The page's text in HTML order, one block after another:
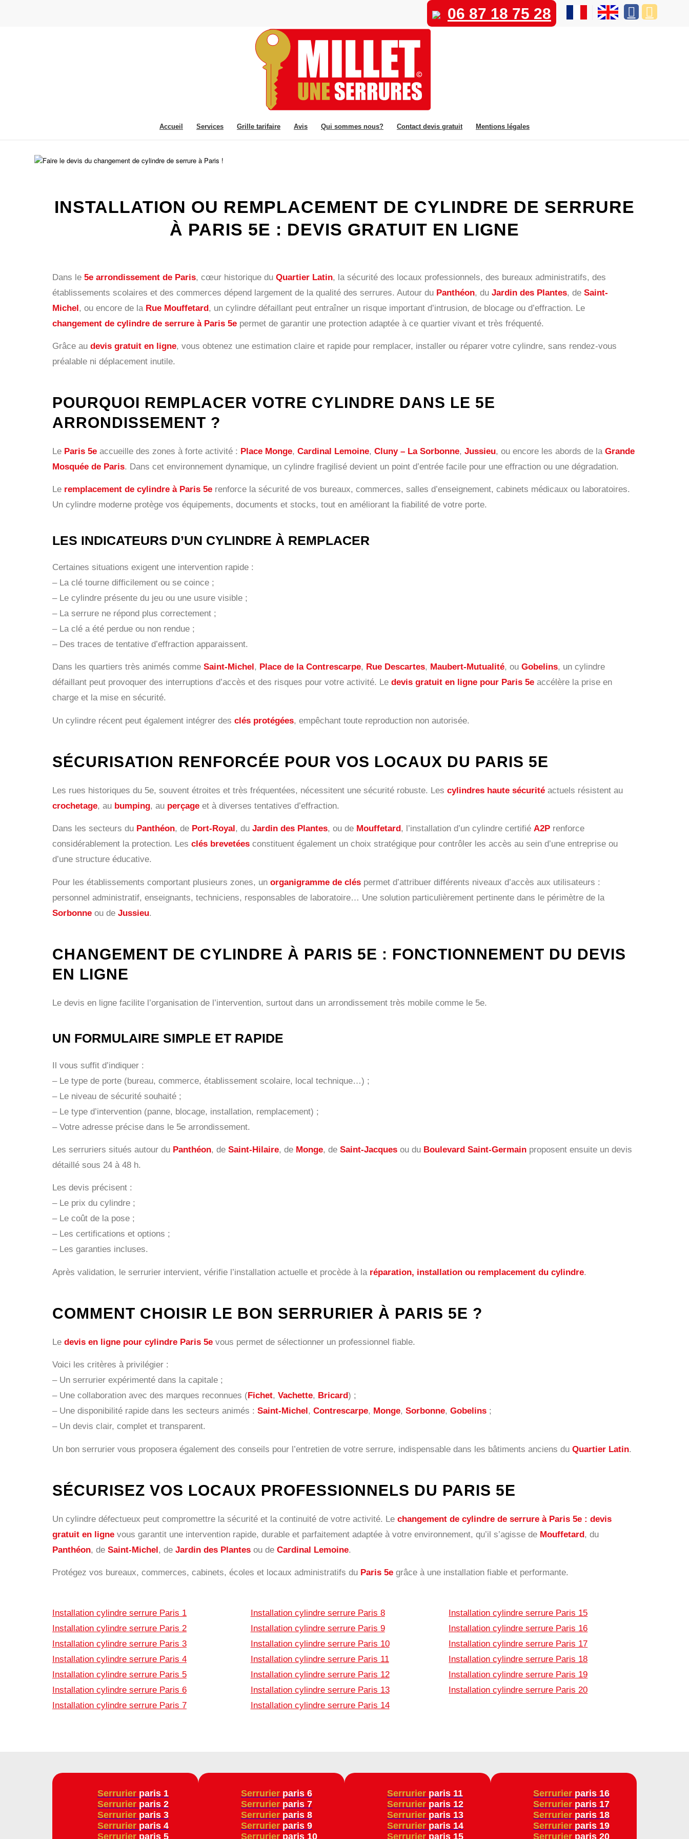
06 87 18 75 28
Accueil Services Grille tarifaire Avis Qui sommes nous? Contact devis gratuit Mentions légales
INSTALLATION OU REMPLACEMENT DE CYLINDRE DE SERRURE
À PARIS 5E : DEVIS GRATUIT EN LIGNE
Dans le 5e arrondissement de Paris, cœur historique du Quartier Latin, la sécurité des locaux professionnels, des bureaux administratifs, des
établissements scolaires et des commerces dépend largement de la qualité des serrures. Autour du Panthéon, du Jardin des Plantes, de Saint-
Michel, ou encore de la Rue Mouffetard, un cylindre défaillant peut entraîner un risque important d’intrusion, de blocage ou d’effraction. Le
changement de cylindre de serrure à Paris 5e permet de garantir une protection adaptée à ce quartier vivant et très fréquenté.
Grâce au devis gratuit en ligne, vous obtenez une estimation claire et rapide pour remplacer, installer ou réparer votre cylindre, sans rendez-vous
préalable ni déplacement inutile.
POURQUOI REMPLACER VOTRE CYLINDRE DANS LE 5E
ARRONDISSEMENT ?
Le Paris 5e accueille des zones à forte activité : Place Monge, Cardinal Lemoine, Cluny – La Sorbonne, Jussieu, ou encore les abords de la Grande
Mosquée de Paris. Dans cet environnement dynamique, un cylindre fragilisé devient un point d’entrée facile pour une effraction ou une dégradation.
Le remplacement de cylindre à Paris 5e renforce la sécurité de vos bureaux, commerces, salles d’enseignement, cabinets médicaux ou laboratoires.
Un cylindre moderne protège vos équipements, documents et stocks, tout en améliorant la fiabilité de votre porte.
LES INDICATEURS D’UN CYLINDRE À REMPLACER
Certaines situations exigent une intervention rapide :
– La clé tourne difficilement ou se coince ;
– Le cylindre présente du jeu ou une usure visible ;
– La serrure ne répond plus correctement ;
– La clé a été perdue ou non rendue ;
– Des traces de tentative d’effraction apparaissent.
Dans les quartiers très animés comme Saint-Michel , Place de la Contrescarpe, Rue Descartes, Maubert-Mutualité, ou Gobelins, un cylindre
défaillant peut provoquer des interruptions d’accès et des risques pour votre activité. Le devis gratuit en ligne pour Paris 5e accélère la prise en
charge et la mise en sécurité.
Un cylindre récent peut également intégrer des clés protégées, empêchant toute reproduction non autorisée.
SÉCURISATION RENFORCÉE POUR VOS LOCAUX DU PARIS 5E
Les rues historiques du 5e, souvent étroites et très fréquentées, nécessitent une sécurité robuste. Les cylindres haute sécurité actuels résistent au
crochetage, au bumping, au perçage et à diverses tentatives d’effraction.
Dans les secteurs du Panthéon, de Port-Royal , du Jardin des Plantes, ou de Mouffetard , l’installation d’un cylindre certifié A2P renforce
considérablement la protection. Les clés brevetées constituent également un choix stratégique pour contrôler les accès au sein d’une entreprise ou
d’une structure éducative.
Pour les établissements comportant plusieurs zones, un organigramme de clés permet d’attribuer différents niveaux d’accès aux utilisateurs :
personnel administratif, enseignants, techniciens, responsables de laboratoire… Une solution particulièrement pertinente dans le périmètre de la
Sorbonne ou de Jussieu.
CHANGEMENT DE CYLINDRE À PARIS 5E : FONCTIONNEMENT DU DEVIS
EN LIGNE
Le devis en ligne facilite l’organisation de l’intervention, surtout dans un arrondissement très mobile comme le 5e.
UN FORMULAIRE SIMPLE ET RAPIDE
Il vous suffit d’indiquer :
– Le type de porte (bureau, commerce, établissement scolaire, local technique…) ;
– Le niveau de sécurité souhaité ;
– Le type d’intervention (panne, blocage, installation, remplacement) ;
– Votre adresse précise dans le 5e arrondissement.
Les serruriers situés autour du Panthéon, de Saint-Hilaire, de Monge, de Saint-Jacques ou du Boulevard Saint-Germain proposent ensuite un devis
détaillé sous 24 à 48 h.
Les devis précisent :
– Le prix du cylindre ;
– Le coût de la pose ;
– Les certifications et options ;
– Les garanties incluses.
Après validation, le serrurier intervient, vérifie l’installation actuelle et procède à la réparation, installation ou remplacement du cylindre.
COMMENT CHOISIR LE BON SERRURIER À PARIS 5E ?
Le devis en ligne pour cylindre Paris 5e vous permet de sélectionner un professionnel fiable.
Voici les critères à privilégier :
– Un serrurier expérimenté dans la capitale ;
– Une collaboration avec des marques reconnues (Fichet, Vachette, Bricard) ;
– Une disponibilité rapide dans les secteurs animés : Saint-Michel , Contrescarpe, Monge, Sorbonne, Gobelins ;
– Un devis clair, complet et transparent.
Un bon serrurier vous proposera également des conseils pour l’entretien de votre serrure, indispensable dans les bâtiments anciens du Quartier Latin.
SÉCURISEZ VOS LOCAUX PROFESSIONNELS DU PARIS 5E
Un cylindre défectueux peut compromettre la sécurité et la continuité de votre activité. Le changement de cylindre de serrure à Paris 5e : devis
gratuit en ligne vous garantit une intervention rapide, durable et parfaitement adaptée à votre environnement, qu’il s’agisse de Mouffetard, du
Panthéon, de Saint-Michel, de Jardin des Plantes ou de Cardinal Lemoine.
Protégez vos bureaux, commerces, cabinets, écoles et locaux administratifs du Paris 5e grâce à une installation fiable et performante.
Installation cylindre serrure Paris 1
Installation cylindre serrure Paris 2
Installation cylindre serrure Paris 3
Installation cylindre serrure Paris 4
Installation cylindre serrure Paris 5
Installation cylindre serrure Paris 6
Installation cylindre serrure Paris 7
Installation cylindre serrure Paris 8
Installation cylindre serrure Paris 9
Installation cylindre serrure Paris 10
Installation cylindre serrure Paris 11
Installation cylindre serrure Paris 12
Installation cylindre serrure Paris 13
Installation cylindre serrure Paris 14
Installation cylindre serrure Paris 15
Installation cylindre serrure Paris 16
Installation cylindre serrure Paris 17
Installation cylindre serrure Paris 18
Installation cylindre serrure Paris 19
Installation cylindre serrure Paris 20
Serrurier paris 1
Serrurier paris 2
Serrurier paris 3
Serrurier paris 4
Serrurier paris 5
Serrurier paris 6
Serrurier paris 7
Serrurier paris 8
Serrurier paris 9
Serrurier paris 10
Serrurier paris 11
Serrurier paris 12
Serrurier paris 13
Serrurier paris 14
Serrurier paris 15
Serrurier paris 16
Serrurier paris 17
Serrurier paris 18
Serrurier paris 19
Serrurier paris 20